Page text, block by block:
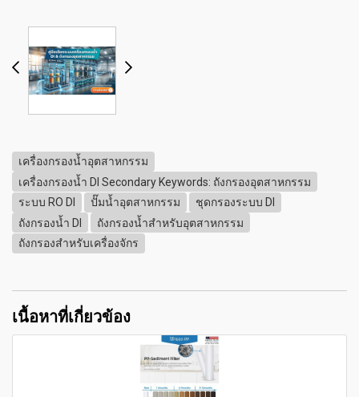
เครื่องกรองน้ำอุตสาหกรรม
เครื่องกรองน้ำ DI Secondary Keywords: ถังกรองอุตสาหกรรม
ระบบ RO DI
ปั๊มน้ำอุตสาหกรรม
ชุดกรองระบบ DI
ถังกรองน้ำ DI
ถังกรองน้ำสำหรับอุตสาหกรรม
ถังกรองสำหรับเครื่องจักร
เนื้อหาที่เกี่ยวข้อง